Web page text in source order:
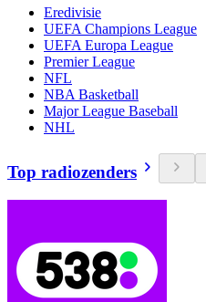
Eredivisie
UEFA Champions League
UEFA Europa League
Premier League
NFL
NBA Basketball
Major League Baseball
NHL
Top radiozenders